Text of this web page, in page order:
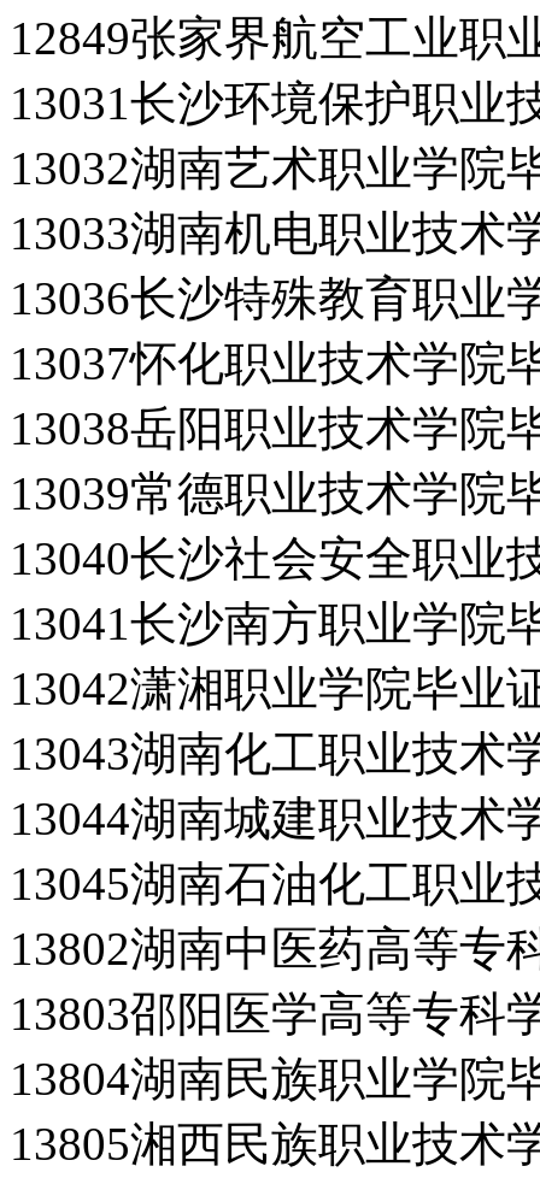
12849张家界航空工业职
13031长沙环境保护职业
13032湖南艺术职业学院
13033湖南机电职业技术
13036长沙特殊教育职业
13037怀化职业技术学院
13038岳阳职业技术学院
13039常德职业技术学院
13040长沙社会安全职业
13041长沙南方职业学院
13042潇湘职业学院毕业
13043湖南化工职业技术
13044湖南城建职业技术
13045湖南石油化工职业
13802湖南中医药高等专
13803邵阳医学高等专科
13804湖南民族职业学院
13805湘西民族职业技术